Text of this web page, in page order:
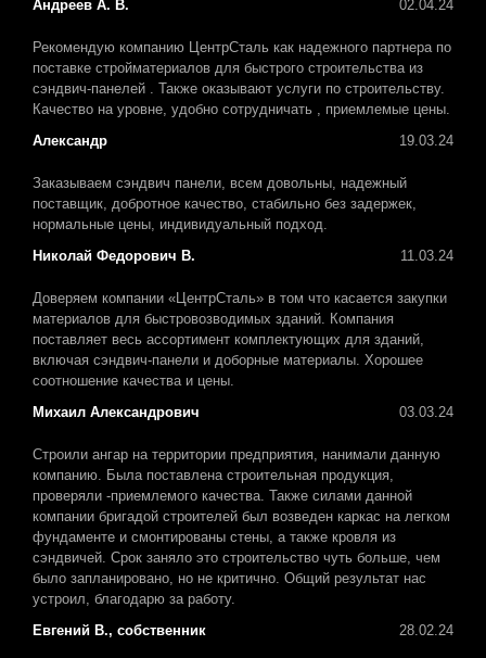
Андреев А. В. 02.04.24
Рекомендую компанию ЦентрСталь как надежного партнера по
поставке стройматериалов для быстрого строительства из
сэндвич-панелей . Также оказывают услуги по строительству.
Качество на уровне, удобно сотрудничать , приемлемые цены.
Александр
19.03.24
Заказываем сэндвич панели, всем довольны, надежный
поставщик, добротное качество, стабильно без задержек,
нормальные цены, индивидуальный подход.
Николай Федорович В.
11.03.24
Доверяем компании «ЦентрСталь» в том что касается закупки
материалов для быстровозводимых зданий. Компания
поставляет весь ассортимент комплектующих для зданий,
включая сэндвич-панели и доборные материалы. Хорошее
соотношение качества и цены.
Михаил Александрович
03.03.24
Строили ангар на территории предприятия, нанимали данную
компанию. Была поставлена строительная продукция,
проверяли -приемлемого качества. Также силами данной
компании бригадой строителей был возведен каркас на легком
фундаменте и смонтированы стены, а также кровля из
сэндвичей. Срок заняло это строительство чуть больше, чем
было запланировано, но не критично. Общий результат нас
устроил, благодарю за работу.
Евгений В., собственник
28.02.24